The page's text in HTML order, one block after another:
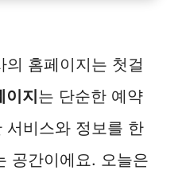
홈페이지는 첫걸
이지는 단순한 예약
서비스와 정보를 한
공간이에요. 오늘은